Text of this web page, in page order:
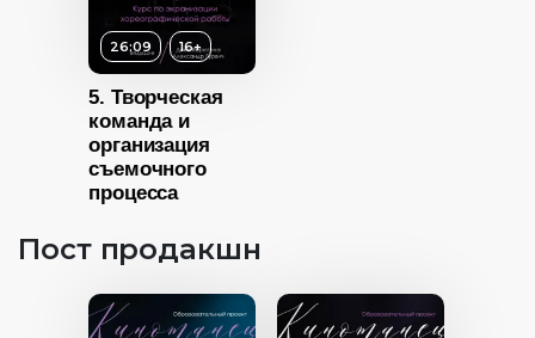
26:09 16+
5. Творческая
команда и
организация
съемочного
процесса
Пост продакшн